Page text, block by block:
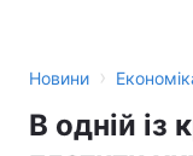
Новини ›
В одній із